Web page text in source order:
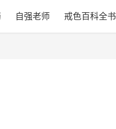
自强老师 戒色百科全书